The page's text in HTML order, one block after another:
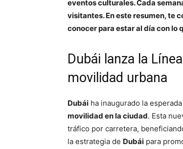
eventos culturales. Cada
visitantes. En este resumen, te
conocer para estar al día con lo
Dubái lanza la
movilidad urbana
Dubái ha inaugurado la esperada
movilidad en la ciudad. Esta
tráfico por carretera,
la estrategia de Dubái para